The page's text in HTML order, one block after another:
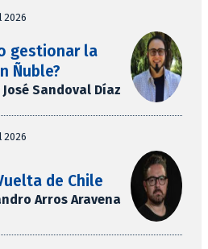
2026
gestionar la
Ñuble?
José Sandoval Díaz
2026
de Chile
Arros Aravena